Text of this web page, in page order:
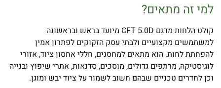
למי זה מתאים?
קולט הלחות מדגם CFT 5.0D מיועד בראש ובראשונה
למשתמשים מקצועיים ולבתי עסק הזקוקים לפתרון אמין
להפחתת לחות. הוא מתאים למחסנים, חללי אחסון ציוד, אזורי
לוגיסטיקה, מרתפים גדולים, מוסכים, סדנאות, אתרי שיפוץ ובנייה
וכן לחדרים טכניים שבהם חשוב לשמור על ציוד יבש ומוגן.